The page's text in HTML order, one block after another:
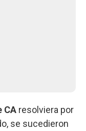
CA resolviera por
se sucedieron